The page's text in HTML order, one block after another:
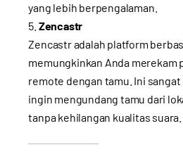
yang lebih berpengalaman.
Zencastr
Zencastr adalah platform
memungkinkan Anda merekam
remote dengan tamu. Ini
ingin mengundang tamu dari
tanpa kehilangan kualitas suara.